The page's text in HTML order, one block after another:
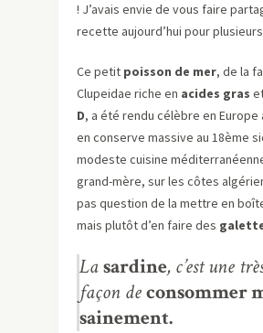
! J’avais envie de vous faire
recette aujourd’hui pour
Ce petit poisson de mer, de la
Clupeidae riche en acides gras
D, a été rendu célèbre en Europe
en conserve massive au 18ème
modeste cuisine
grand-mère, sur les côtes
pas question de la mettre en
mais plutôt d’en faire des
Lasardine, c’est une
façon deconsommer
sainement.